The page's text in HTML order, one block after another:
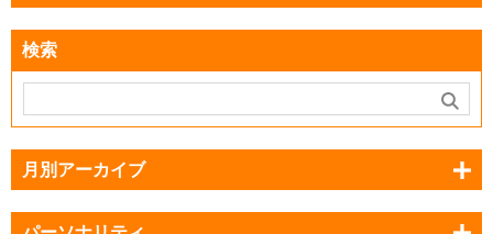
検索
月別アーカイブ